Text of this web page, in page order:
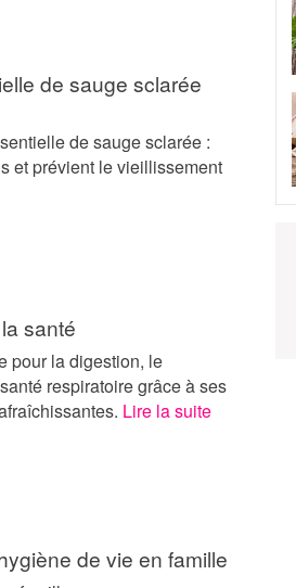
de sauge sclarée
de sauge sclarée :
et prévient le vieillissement
santé
pour la digestion, le
respiratoire grâce à ses
Lire la suite
de vie en famille